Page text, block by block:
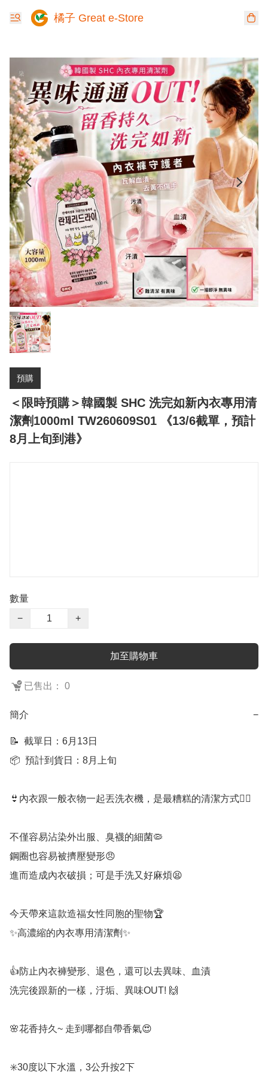
橘子 Great e-Store
預購
＜限時預購＞韓國製 SHC 洗完如新內衣專用清
潔劑1000ml TW260609S01 《13/6截單，預計
8月上旬到港》
數量
−
+
加至購物車
已售出： 0
簡介 −
📝  截單日：6月13日
📦  預計到貨日：8月上旬
👙內衣跟一般衣物一起丟洗衣機，是最糟糕的清潔方式🙅‍♀️
不僅容易沾染外出服、臭襪的細菌🦠
鋼圈也容易被擠壓變形😠
進而造成內衣破損；可是手洗又好麻煩😫
今天帶來這款造福女性同胞的聖物🏆
✨高濃縮的內衣專用清潔劑✨
👍防止內衣褲變形、退色，還可以去異味、血漬
洗完後跟新的一樣，汙垢、異味OUT! 🙌
🌸花香持久~ 走到哪都自帶香氣😍
✳️30度以下水溫，3公升按2下